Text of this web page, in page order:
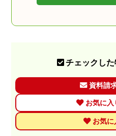
チェックし
資料請
お気に入
お気に